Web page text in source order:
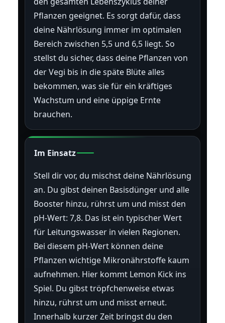
Pflanzen geeignet. Es sorgt dafür, dass
deine Nährlösung immer im optimalen
Bereich zwischen 5,5 und 6,5 liegt. So
stellst du sicher, dass deine Pflanzen von
der Vegi bis in die späte Blüte alles
bekommen, was sie für ein kräftiges
Wachstum und eine üppige Ernte
brauchen.
Im Einsatz
Stell dir vor, du mischst deine Nährlösung
an. Du gibst deinen Basisdünger und alle
Booster hinzu, rührst um und misst den
pH-Wert: 7,8. Das ist ein typischer Wert
für Leitungswasser in vielen Regionen.
Bei diesem pH-Wert können deine
Pflanzen wichtige Mikronährstoffe kaum
aufnehmen. Hier kommt Lemon Kick ins
Spiel. Du gibst tröpfchenweise etwas
hinzu, rührst um und misst erneut.
Innerhalb kurzer Zeit bringst du den